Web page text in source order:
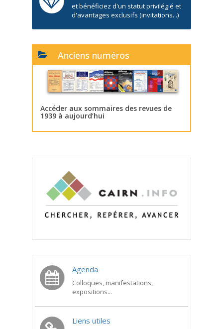
et bénéficiez d'un statut privilégié et
d'avantages exclusifs (invitations...)
Anciens numéros
Accéder aux sommaires des revues de
1939 à aujourd’hui
Agenda
Colloques, manifestations,
expositions...
Liens utiles